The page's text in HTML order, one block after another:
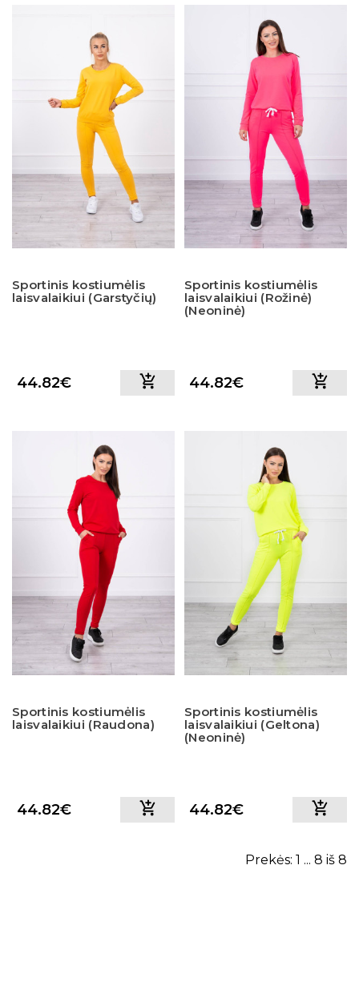
Sportinis kostiumėlis
laisvalaikiui (Garstyčių)
44.82€
Sportinis kostiumėlis
laisvalaikiui (Rožinė)
(Neoninė)
44.82€
Sportinis kostiumėlis
laisvalaikiui (Raudona)
44.82€
Sportinis kostiumėlis
laisvalaikiui (Geltona)
(Neoninė)
44.82€
Prekės: 1 ... 8 iš 8